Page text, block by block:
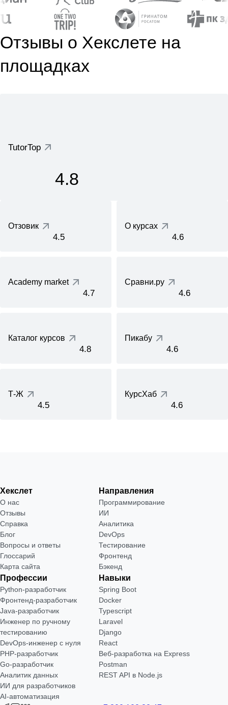
Отзывы о Хекслете на
площадках
TutorTop
4.8
Отзовик
4.5
О курсах
4.6
Academy market
4.7
Сравни.ру
4.6
Каталог курсов
4.8
Пикабу
4.6
Т-Ж
4.5
КурсХаб
4.6
Хекслет
О нас
Отзывы
Справка
Блог
Вопросы и ответы
Глоссарий
Карта сайта
Направления
Программирование
ИИ
Аналитика
DevOps
Тестирование
Фронтенд
Бэкенд
Профессии
Python-разработчик
Фронтенд-разработчик
Java-разработчик
Инженер по ручному
тестированию
DevOps-инженер с нуля
РНР-разработчик
Go-разработчик
Аналитик данных
ИИ для разработчиков
AI-автоматизация
Навыки
Spring Boot
Docker
Typescript
Laravel
Django
React
Веб-разработка на Express
Postman
REST API в Node.js